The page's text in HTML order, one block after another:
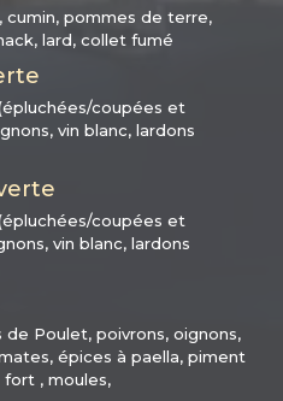
cumin, pommes de terre,
lard, collet fumé
coupées et
vin blanc, lardons
coupées et
vin blanc, lardons
Poulet, poivrons, oignons,
épices à paella, piment
, moules,